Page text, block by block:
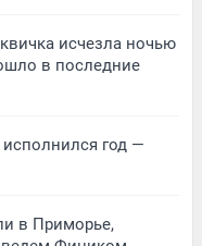
исчезла ночью
в последние
год —
в Приморье,